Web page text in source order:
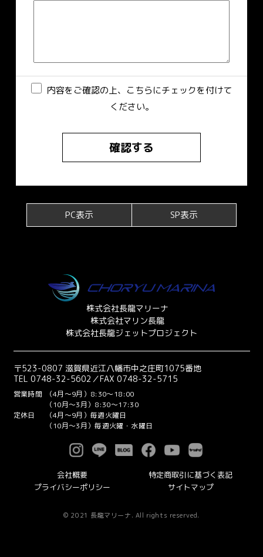
内容をご確認の上、こちらにチェックを付けて
ください。
PC表示 SP表示
株式会社長龍マリーナ
株式会社マリン長龍
株式会社長龍ジェットプロジェクト
〒523-0807 滋賀県近江八幡市中之庄町1075番地
TEL 0748-32-5602／FAX 0748-32-5715
営業時間
（4月～9月）8:30～18:00
（10月～3月）8:30～17:30
定休日
（4月～9月）毎週火曜日
（10月～3月）毎週火曜・水曜日
会社概要
特定商取引に基づく表記
プライバシーポリシー
サイトマップ
© 2021 長龍マリーナ. All rights reserved.